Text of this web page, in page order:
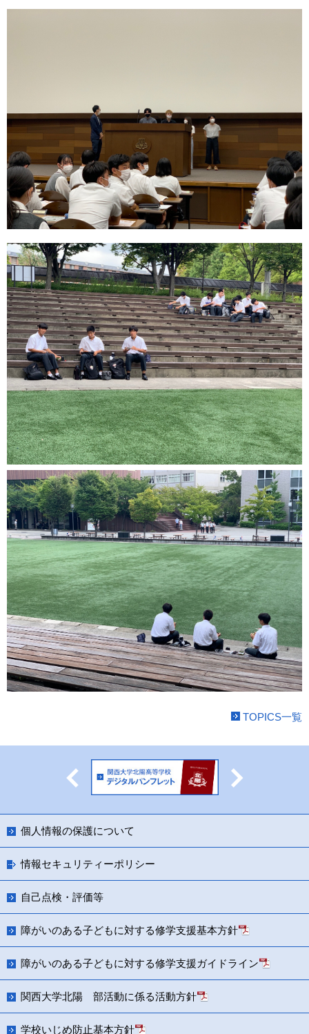
TOPICS一覧
Previous
個人情報の保護について
情報セキュリティーポリシー
自己点検・評価等
障がいのある子どもに対する修学支援基本方針
障がいのある子どもに対する修学支援ガイドライン
関西大学北陽 部活動に係る活動方針
学校いじめ防止基本方針